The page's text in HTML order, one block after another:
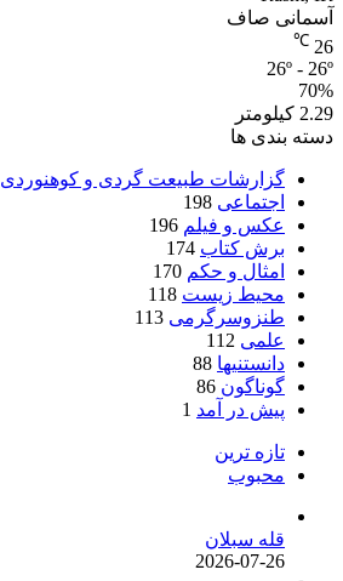
آسمانی صاف
26
℃
26º - 26º
70%
2.29 کیلومتر
دسته بندی ها
گزارشات طبیعت گردی و کوهنوردی
اجتماعی 198
عکس و فیلم 196
برش کتاب 174
امثال و حکم 170
محیط زیست 118
طنزوسرگرمی 113
علمی 112
دانستنیها 88
گوناگون 86
پیش در آمد 1
تازه ترین
محبوب
قله سبلان
2026-07-26